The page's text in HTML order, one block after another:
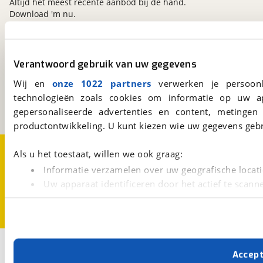
Verantwoord gebruik van uw gegevens
Wij en onze 1022 partners verwerken je
technologieën zoals cookies om informatie op
gepersonaliseerde advertenties en content,
productontwikkeling. U kunt kiezen wie uw gegevens
Als u het toestaat, willen we ook graag:
Informatie verzamelen over uw geografische
Uw apparaat identificeren door het actief te
Met cookies en vergelijkbare technieken zorgen we
cookies zorgen ervoor dat de website goed werkt.
viaBOVAG.nl
3981 AJ
Bunnik
Een initiatief van
BOVAG
Altijd het meest recente aanbod bij de hand.
Download 'm nu.
CookievoorkeurenVacatures